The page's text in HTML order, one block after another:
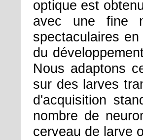
optique est
avec une fine
spectaculaires
du
Nous adaptons
sur des larves
d'acquisition
nombre de
cerveau de larve